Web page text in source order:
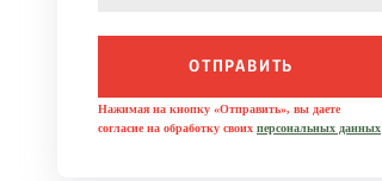
ОТПРАВИТЬ
Нажимая на кнопку «Отправить», вы даете
согласие на обработку своих персональных данных